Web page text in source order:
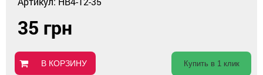
35 грн
В КОРЗИНУ Купить в 1 клик